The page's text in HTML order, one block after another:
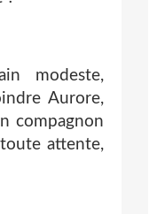
modeste,
Aurore,
compagnon
attente,